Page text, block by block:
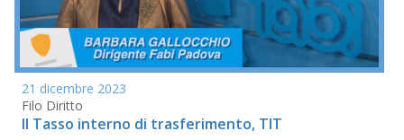
21 dicembre 2023
Filo Diritto
Il Tasso interno di trasferimento, TIT